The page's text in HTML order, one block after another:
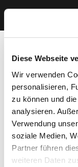
Diese Webseite
Wir verwenden
personalisieren,
zu können und
analysieren.
Verwendung
soziale Medien,
Partner führen
weiteren Daten